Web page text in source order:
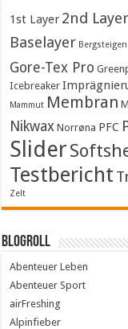
1st Layer 2nd Layer
Baselayer Bergsteigen
Gore-Tex Pro
Icebreaker
Mammut Membran
Nikwax Norrøna PFC
Slider
Testbericht
Zelt
Blogroll
Abenteuer Leben
Abenteuer Sport
airFreshing
Alpinfieber